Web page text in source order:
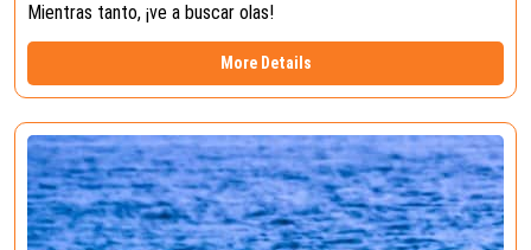
Mientras tanto, ¡ve a buscar olas!
More Details